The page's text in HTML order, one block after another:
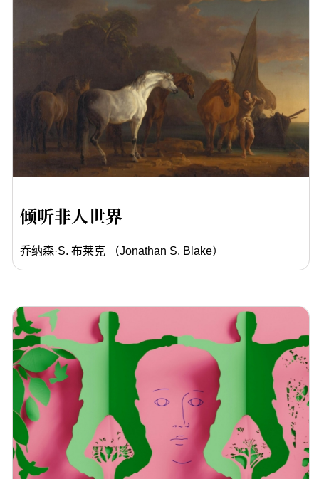
倾听非人世界
乔纳森·S. 布莱克 （Jonathan S. Blake）